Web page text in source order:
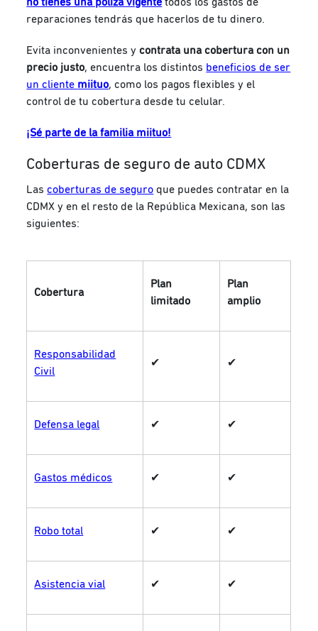
no tienes una póliza vigente todos los gastos de
reparaciones tendrás que hacerlos de tu dinero.
Evita inconvenientes ycontrata una cobertura con un
precio justo, encuentra los distintos beneficios de ser
un cliente miituo, como los pagos flexibles y el
control de tu cobertura desde tu celular.
¡Sé parte de la familia miituo!
Coberturas de seguro de auto CDMX
Las coberturas de seguro que puedes contratar en la
CDMX y en el resto de la República Mexicana, son las
siguientes:
Cobertura
Plan
limitado
Plan
amplio
Responsabilidad
Civil
✔ ✔
Defensa legal ✔ ✔
Gastos médicos ✔ ✔
Robo total ✔ ✔
Asistencia vial ✔ ✔